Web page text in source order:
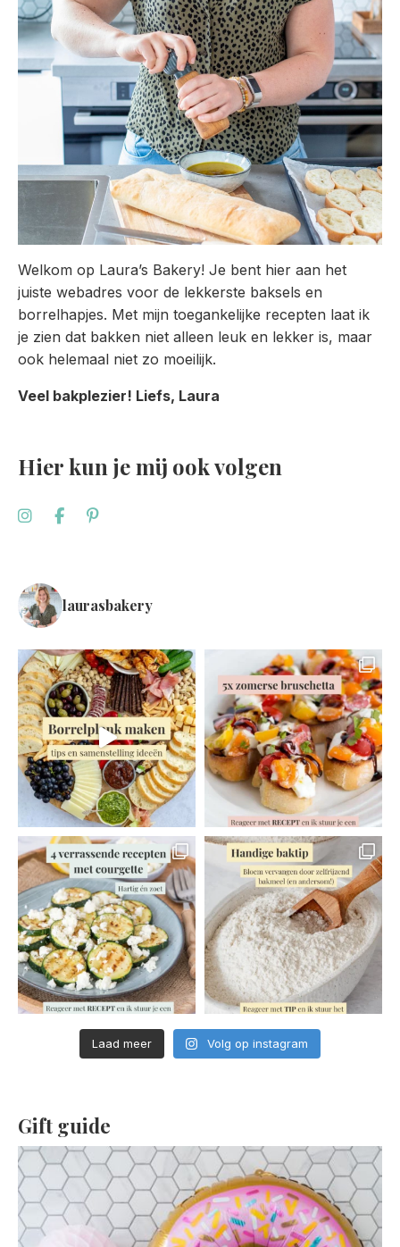
Welkom op Laura’s Bakery! Je bent hier aan het
juiste webadres voor de lekkerste baksels en
borrelhapjes. Met mijn toegankelijke recepten laat ik
je zien dat bakken niet alleen leuk en lekker is, maar
ook helemaal niet zo moeilijk.
Veel bakplezier! Liefs, Laura
Hier kun je mij ook volgen
laurasbakery
Laad meer Volg op instagram
Gift guide